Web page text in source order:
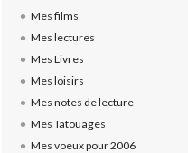
Mes films
Mes lectures
Mes Livres
Mes loisirs
Mes notes de lecture
Mes Tatouages
Mes voeux pour 2006